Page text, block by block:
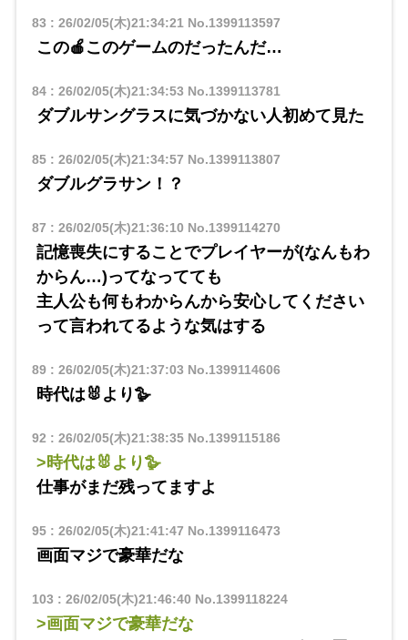
83 : 26/02/05(木)21:34:21 No.1399113597
この🍎このゲームのだったんだ…
84: 26/02/05(木)21:34:53 No.1399113781
ダブルサングラスに気づかない人初めて見た
85: 26/02/05(木)21:34:57 No.1399113807
ダブルグラサン！？
87 : 26/02/05(木)21:36:10 No.1399114270
記憶喪失にすることでプレイヤーが(なんもわ
からん…)ってなってても
主人公も何もわからんから安心してください
って言われてるような気はする
89: 26/02/05(木)21:37:03 No.1399114606
時代は🐰より🪿
92 : 26/02/05(木)21:38:35No.1399115186
>時代は🐰より🪿
仕事がまだ残ってますよ
95: 26/02/05(木)21:41:47 No.1399116473
画面マジで豪華だな
103 : 26/02/05(木)21:46:40 No.1399118224
>画面マジで豪華だな